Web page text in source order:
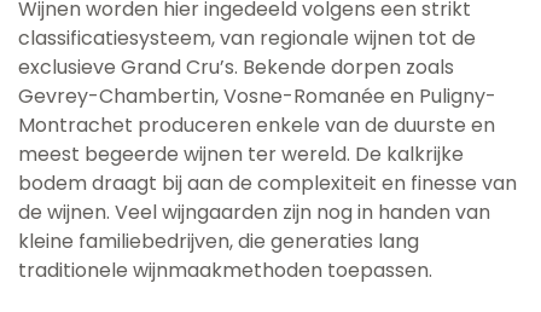
Wijnen worden hier ingedeeld volgens een strikt
classificatiesysteem, van regionale wijnen tot de
exclusieve Grand Cru’s. Bekende dorpen zoals
Gevrey-Chambertin, Vosne-Romanée en Puligny-
Montrachet produceren enkele van de duurste en
meest begeerde wijnen ter wereld. De kalkrijke
bodem draagt bij aan de complexiteit en finesse van
de wijnen. Veel wijngaarden zijn nog in handen van
kleine familiebedrijven, die generaties lang
traditionele wijnmaakmethoden toepassen.